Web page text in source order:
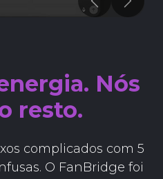
PreviousNext
Nós
resto.
complicados com 5
O FanBridge foi